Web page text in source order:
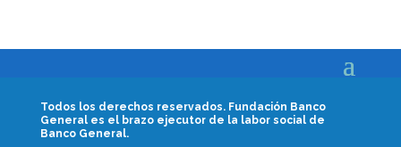
Todos los derechos reservados. Fundación Banco
General es el brazo ejecutor de la labor social de
Banco General.